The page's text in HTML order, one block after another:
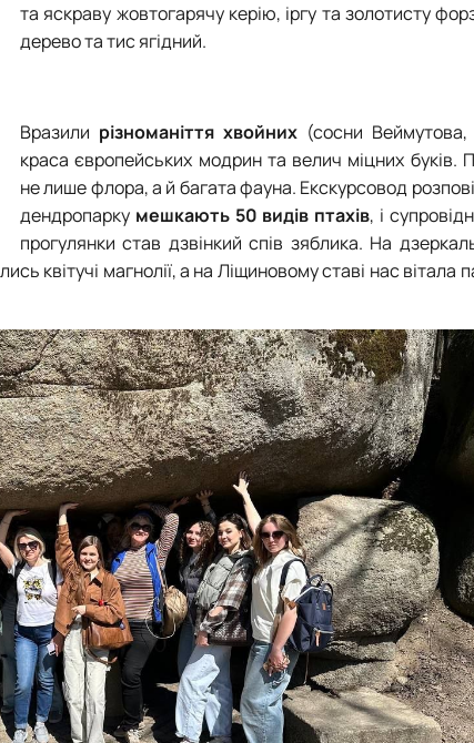
та яскраву жовтогарячу керію, іргу та золотисту
дерево та тис ягідний.
Вразили різноманіття хвойних (сосни
краса європейських модрин та велич міцних буків.
не лише флора, а й багата фауна. Екскурсовод
дендропарку мешкають 50 видів птахів, і
прогулянки став дзвінкий спів зяблика. На
квітучі магнолії, а на Ліщиновому ставі нас вітала